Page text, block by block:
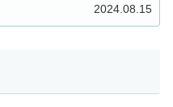
2024.08.15